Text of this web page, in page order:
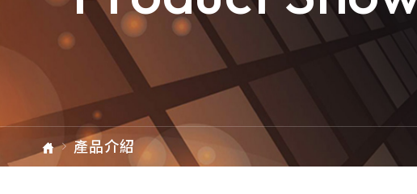
MENLO SECURITY
SSH Communications Security
e-SOFT
ARMIS
了解品牌提供的產品內
容，若您有服務需求歡
迎與我們聯繫！
檔案下載
產品介紹